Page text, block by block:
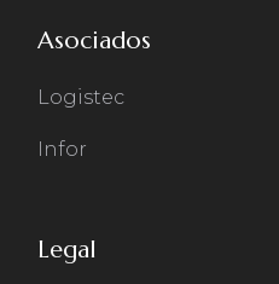
Asociados
Logistec
Infor
Legal